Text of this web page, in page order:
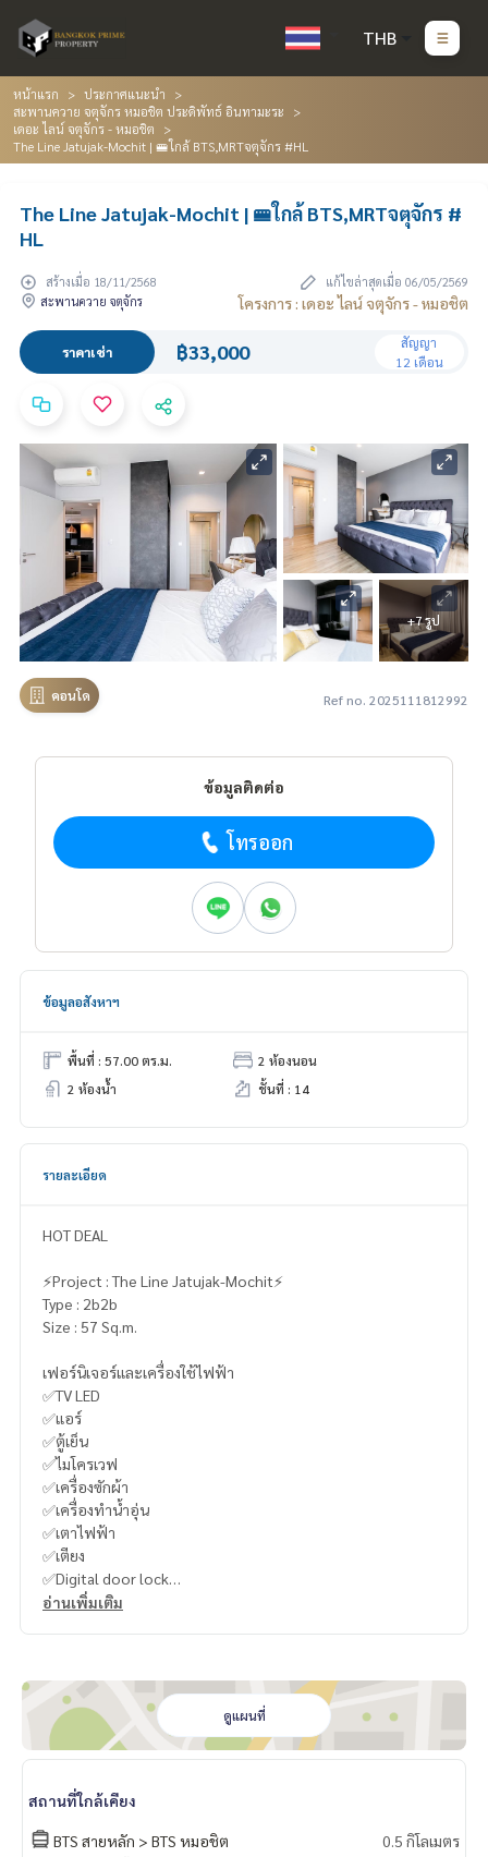
THB
หน้าแรก
ประกาศแนะนำ
สะพานควาย จตุจักร หมอชิต ประดิพัทธ์ อินทามะระ
เดอะ ไลน์ จตุจักร - หมอชิต
The Line Jatujak-Mochit | 🚝ใกล้ BTS,MRTจตุจักร #HL
The Line Jatujak-Mochit | 🚝ใกล้ BTS,MRTจตุจักร #
HL
สร้างเมื่อ 18/11/2568
แก้ไขล่าสุดเมื่อ 06/05/2569
สะพานควาย จตุจักร
โครงการ : เดอะ ไลน์ จตุจักร - หมอชิต
ราคาเช่า ฿33,000
สัญญา
12 เดือน
+7 รูป
คอนโด Ref no. 2025111812992
ข้อมูลติดต่อ
โทรออก
ข้อมูลอสังหาฯ
พื้นที่ : 57.00 ตร.ม.
2 ห้องนอน
2 ห้องน้ำ
ชั้นที่ : 14
รายละเอียด
HOT DEAL
⚡️Project : The Line Jatujak-Mochit⚡️
Type : 2b2b
Size : 57 Sq.m.
เฟอร์นิเจอร์และเครื่องใช้ไฟฟ้า
✅TV LED
✅แอร์
✅ตู้เย็น
✅ไมโครเวฟ
✅เครื่องซักผ้า
✅เครื่องทำน้ำอุ่น
✅เตาไฟฟ้า
✅เตียง
✅Digital door lock
You can inbox or dm to ask more information, It’s my pleas
ure to give.
Tel :
093-943-4388
What App+6693-943-4388
LINE ID : @BPP2019
อ่านเพิ่มเติม
ดูแผนที่
สถานที่ใกล้เคียง
BTS สายหลัก > BTS หมอชิต
0.5 กิโลเมตร